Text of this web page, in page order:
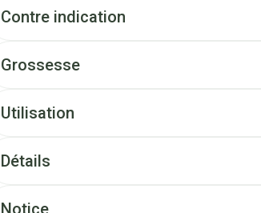
Contre indication
Grossesse
Utilisation
Détails
Notice